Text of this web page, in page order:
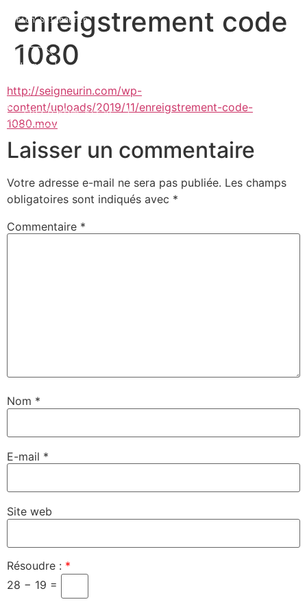
Marion Seigneurin​
Home
Curriculum Vitae
About me
enreigstrement code
1080
http://seigneurin.com/wp-
content/uploads/2019/11/enreigstrement-code-
1080.mov
Laisser un commentaire
Votre adresse e-mail ne sera pas publiée. Les champs
obligatoires sont indiqués avec *
Commentaire *
Nom *
E-mail *
Site web
Résoudre : *
28 − 19 =